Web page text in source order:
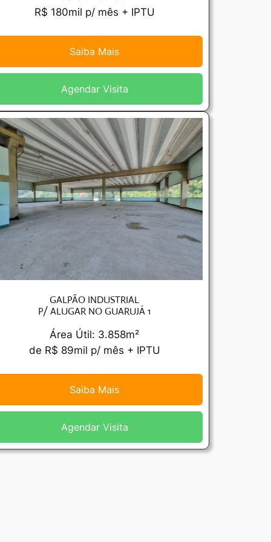
R$ 180mil p/ mês + IPTU
Saiba Mais
Agendar Visita
GALPÃO INDUSTRIAL
P/ ALUGAR NO GUARUJÁ 1
Área Útil: 3.858m²
de R$ 89mil p/ mês + IPTU
Saiba Mais
Agendar Visita